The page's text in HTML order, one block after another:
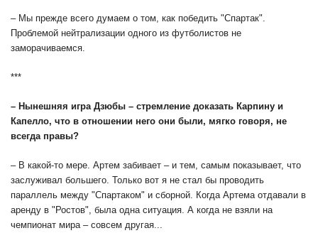
– Мы прежде всего думаем о том, как победить "Спартак".
Проблемой нейтрализации одного из футболистов не
заморачиваемся.
***
– Нынешняя игра Дзюбы – стремление доказать Карпину и
Капелло, что в отношении него они были, мягко говоря, не
всегда правы?
– В какой-то мере. Артем забивает – и тем, самым показывает, что
заслуживал большего. Только вот я не стал бы проводить
параллель между "Спартаком" и сборной. Когда Артема отдавали в
аренду в "Ростов", была одна ситуация. А когда не взяли на
чемпионат мира – совсем другая...